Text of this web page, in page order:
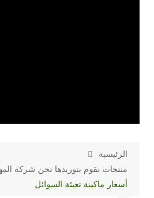
الرئيسية
منتجات نقوم بتوريدها نحن شركة
أسعار ماكينة تعبئة السوائل